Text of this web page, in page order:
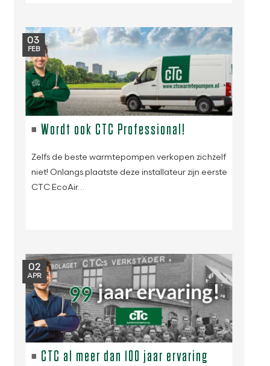
03
FEB
Wordt ook CTC Professional!
Zelfs de beste warmtepompen verkopen zichzelf
niet! Onlangs plaatste deze installateur zijn eerste
CTC EcoAir…
02
APR
CTC al meer dan 100 jaar ervaring